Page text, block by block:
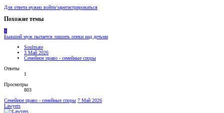
Для ответа нужно войти/зарегистрироваться
Похожие темы
S
Бывший муж пытается лишить опеки над детьми
Soulmate
3 Май 2026
Семейное право - семейные споры
Ответы
1
Просмотры
803
Семейное право - семейные споры 7 Май 2026
Lawyers